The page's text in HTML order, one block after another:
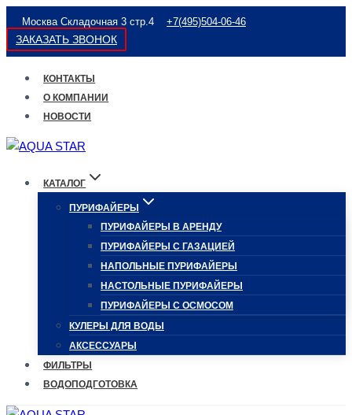
Перейти
к
содержимому
Москва Складочная 3 стр.4 +7(495)504-06-46
ЗАКАЗАТЬ ЗВОНОК
КОНТАКТЫ
О КОМПАНИИ
НОВОСТИ
КАТАЛОГ
ПУРИФАЙЕРЫ
ПУРИФАЙЕРЫ В АРЕНДУ
ПУРИФАЙЕРЫ С ГАЗАЦИЕЙ
НАПОЛЬНЫЕ ПУРИФАЙЕРЫ
НАСТОЛЬНЫЕ ПУРИФАЙЕРЫ
ПУРИФАЙЕРЫ С ОСМОСОМ
КУЛЕРЫ ДЛЯ ВОДЫ
АКСЕССУАРЫ
ФИЛЬТРЫ
ВОДОПОДГОТОВКА